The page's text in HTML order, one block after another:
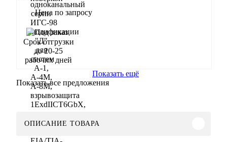
Цена по запросу
Срок отгрузки
до 20-25
рабочих дней
Показать ещё
Показать все предложения
ОПИСАНИЕ ТОВАРА